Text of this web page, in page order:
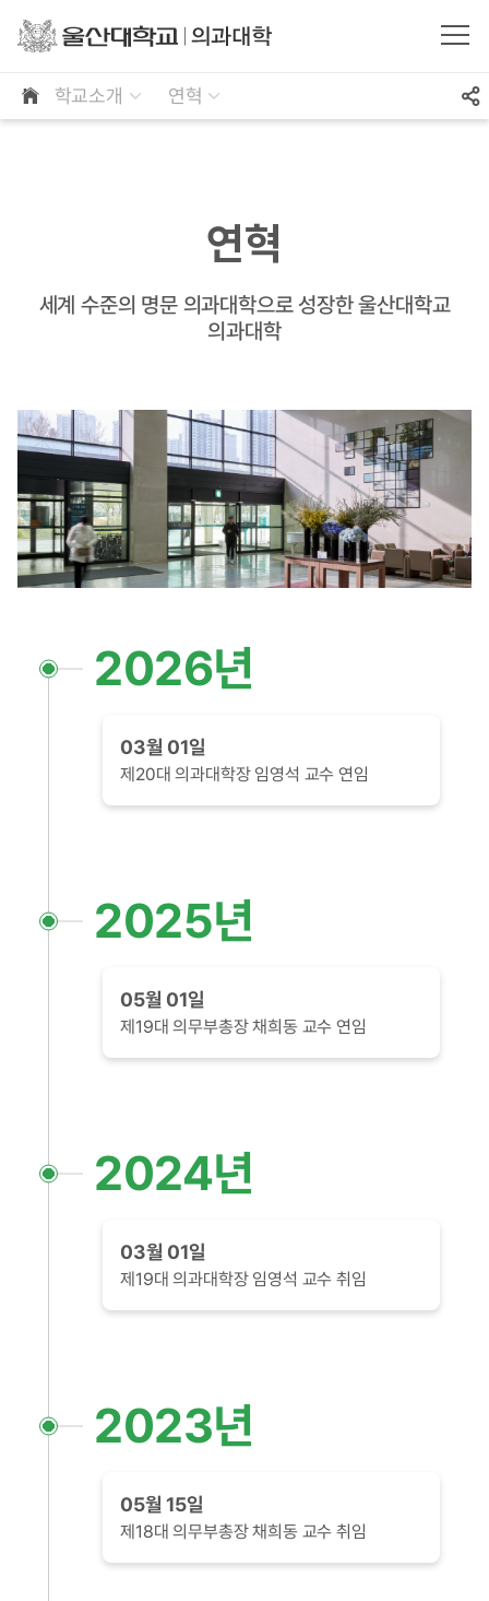
학교소개 연혁
연혁
세계 수준의 명문 의과대학으로 성장한 울산대학교
의과대학
2026년
03월 01일
제20대 의과대학장 임영석 교수 연임
2025년
05월 01일
제19대 의무부총장 채희동 교수 연임
2024년
03월 01일
제19대 의과대학장 임영석 교수 취임
2023년
05월 15일
제18대 의무부총장 채희동 교수 취임